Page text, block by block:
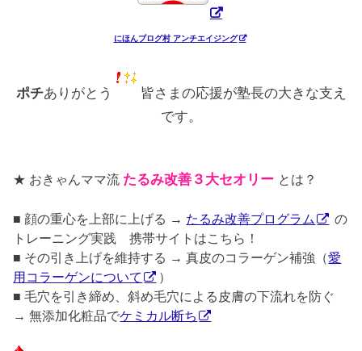
にほんブログ村 アンチエイジング
ポチありがとう
皆さまの応援が塾長の大きな支え
です。
★ おきゃんママ流 たるみ改善３大セオリー とは？
■ 顔の重心を上部に上げる → たるみ改善プログラム
の
トレーニング実践 携帯サイトはこちら！
■ その引き上げを維持する → 真皮のコラーゲン補強（愛
用コラーゲンについて
）
■ 毛穴を引き締め、斜め毛穴による皮膚の下流れを防ぐ
→ 無添加化粧品でケミカル断ち